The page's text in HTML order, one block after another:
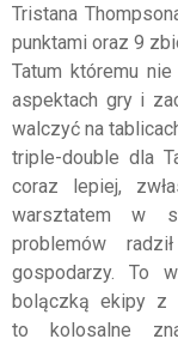
Tristana
punktami oraz 9
Tatum któremu
aspektach gry i
walczyć na
triple-double dla
coraz lepiej,
warsztatem w
problemów
gospodarzy. To
bolączką ekipy z
to kolosalne